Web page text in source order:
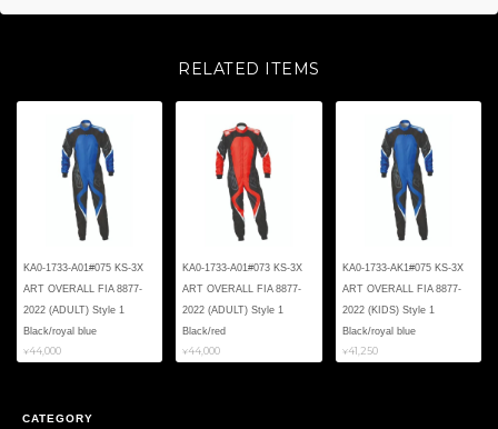
RELATED ITEMS
KA0-1733-A01#075 KS-3X
ART OVERALL FIA 8877-
2022 (ADULT) Style 1
Black/royal blue
¥44,000
KA0-1733-A01#073 KS-3X
ART OVERALL FIA 8877-
2022 (ADULT) Style 1
Black/red
¥44,000
KA0-1733-AK1#075 KS-3X
ART OVERALL FIA 8877-
2022 (KIDS) Style 1
Black/royal blue
¥41,250
CATEGORY